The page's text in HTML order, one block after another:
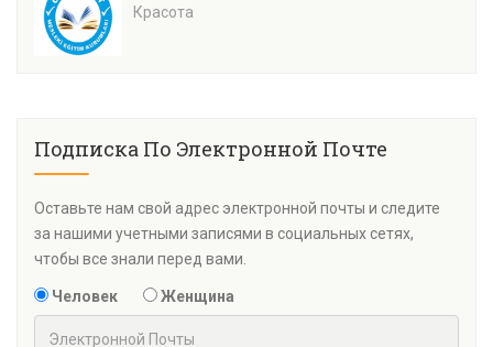
Красота
Подписка По Электронной Почте
Оставьте нам свой адрес электронной почты и следите
за нашими учетными записями в социальных сетях,
чтобы все знали перед вами.
Человек Женщина